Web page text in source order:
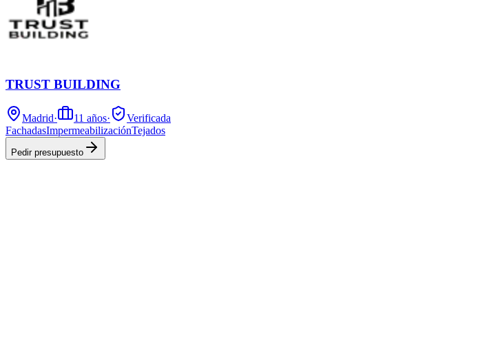
TRUST BUILDING
Madrid· 11 años·
Verificada
FachadasImpermeabilizaciónTejados
Pedir presupuesto